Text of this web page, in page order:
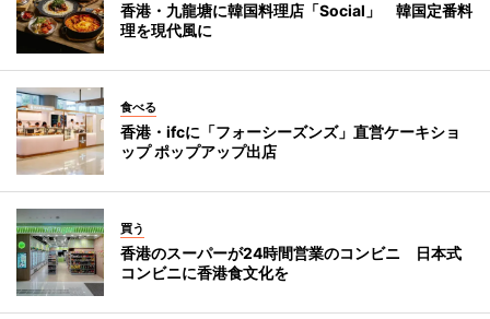
香港・九龍塘に韓国料理店「Social」 韓国定番料
理を現代風に
食べる
香港・ifcに「フォーシーズンズ」直営ケーキショ
ップ ポップアップ出店
買う
香港のスーパーが24時間営業のコンビニ 日本式
コンビニに香港食文化を